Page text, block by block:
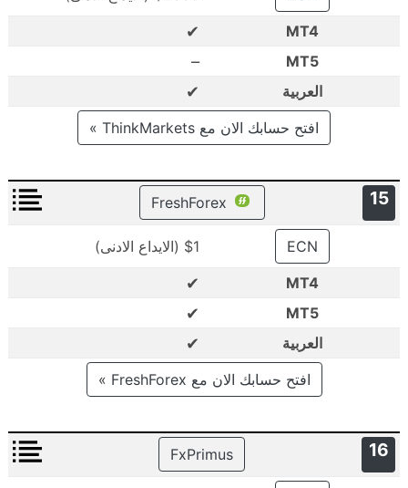
MT4
✔
MT5
–
العربية ✔
افتح حسابك الان مع ThinkMarkets »
15
ECN
$1 (الايداع الادنى)
MT4
✔
MT5
✔
العربية ✔
افتح حسابك الان مع FreshForex »
16
FxPrimus